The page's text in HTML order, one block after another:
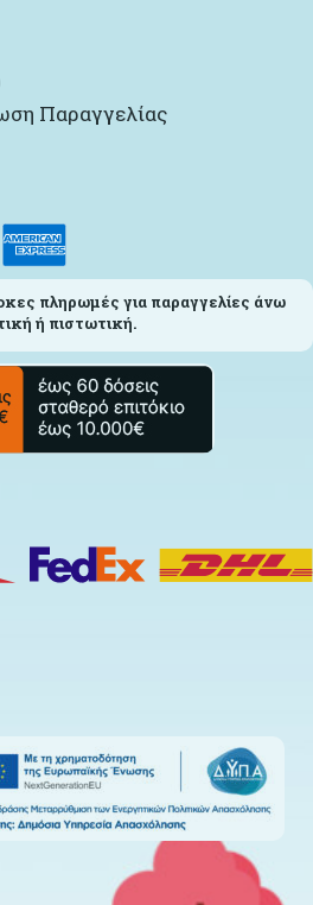
Παραγγελίας
πληρωμές για παραγγελίες άνω
ή πιστωτική.